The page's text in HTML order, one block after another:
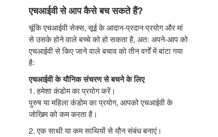
एचआईवी से आप कैसे बच सकते हैं?
चूंकि एचआईवी सेक्स, सूई के आदान-प्रदान प्रयोग और मां
से उसके होने वाले बच्चे को हो सकता है, अतः अपने-आप को
एचआईवी से किए जाने वाले बचाव को तीन वर्गों में बांटा गया
हैः
एचआईवी के यौनिक संचरण से बचने के लिए
1. हमेशा कंडोम का प्रयोग करें।
पुरुष या महिला कंडोम का प्रयोग, आपको एचआईवी के
जोखिम को कम करता है।
2. एक साथी या कम साथियों से यौन संबंध बनाएं।